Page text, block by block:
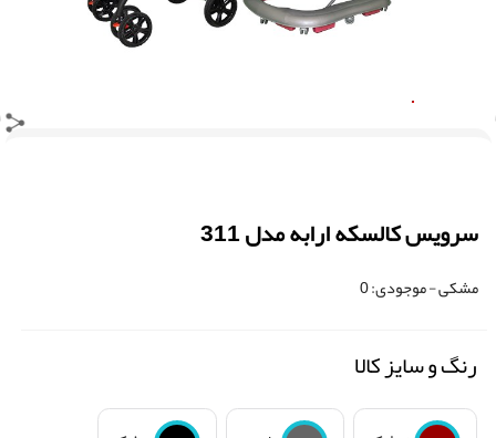
سرویس کالسکه ارابه مدل 311
مشکی- موجودی:0
رنگ و سایز کالا